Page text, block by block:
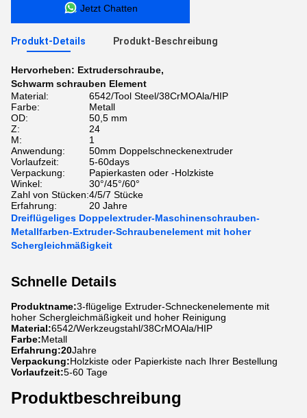
Jetzt Chatten
Produkt-Details Produkt-Beschreibung
Hervorheben: Extruderschraube,
Schwarm schrauben Element
Material:
6542/Tool Steel/38CrMOAla/HIP
Farbe:
Metall
OD:
50,5 mm
Z:
24
M:
1
Anwendung:
50mm Doppelschneckenextruder
Vorlaufzeit:
5-60days
Verpackung:
Papierkasten oder -Holzkiste
Winkel:
30°/45°/60°
Zahl von Stücken:4/5/7 Stücke
Erfahrung:
20 Jahre
Dreiflügeliges Doppelextruder-Maschinenschrauben-
Metallfarben-Extruder-Schraubenelement mit hoher
Schergleichmäßigkeit
Schnelle Details
Produktname:3-flügelige Extruder-Schneckenelemente mit
hoher Schergleichmäßigkeit und hoher Reinigung
Material:6542/Werkzeugstahl/38CrMOAla/HIP
Farbe:Metall
Erfahrung:20Jahre
Verpackung:Holzkiste oder Papierkiste nach Ihrer Bestellung
Vorlaufzeit:5-60 Tage
Produktbeschreibung